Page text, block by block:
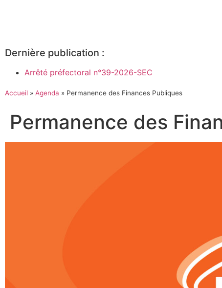
Dernière publication :
Arrêté préfectoral n°39-2026-SEC
Accueil » Agenda » Permanence des Finances Publiques
Permanence des